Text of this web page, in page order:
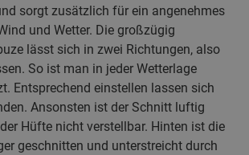
sorgt zusätzlich für ein angenehmes
und Wetter. Die großzügig
lässt sich in zwei Richtungen, also
So ist man in jeder Wetterlage
Entsprechend einstellen lassen sich
Ansonsten ist der Schnitt luftig
Hüfte nicht verstellbar. Hinten ist die
geschnitten und unterstreicht durch